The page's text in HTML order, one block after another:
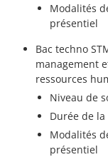
Modalités
présentiel
Bac techno
management
ressources
Niveau de
Durée de
Modalités
présentiel